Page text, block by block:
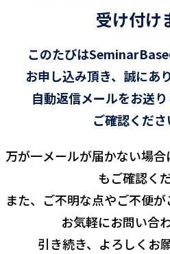
受け付け
このたびはSeminarBase
お申し込み頂き、 誠にあ
自動返信メールをお送り
ご確認くださ
万が一メールが届かない場
もご確認く
また、ご不明な点やご不便
お気軽にお問い合
引き続き、よろしくお